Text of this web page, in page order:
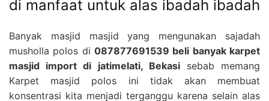
di manfaat untuk alas ibadah ibadah
Banyak masjid masjid yang mengunakan sajadah
musholla polos di 087877691539 beli banyak karpet
masjid import di jatimelati, Bekasisebab memang
Karpet masjid polos ini tidak akan membuat
konsentrasi kita menjadi terganggu karena selain alas